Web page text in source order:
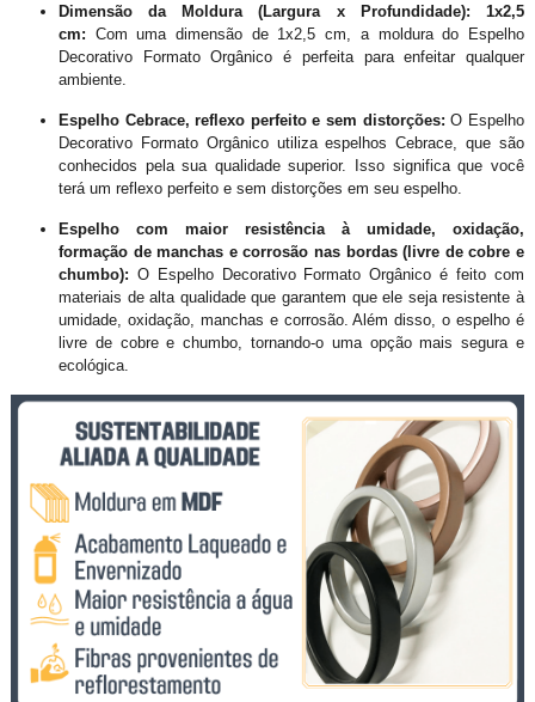
Dimensão da Moldura (Largura x Profundidade): 1x2,5
cm: Com uma dimensão de 1x2,5 cm, a moldura do Espelho
Decorativo Formato Orgânico é perfeita para enfeitar qualquer
ambiente.
Espelho Cebrace, reflexo perfeito e sem distorções: O Espelho
Decorativo Formato Orgânico utiliza espelhos Cebrace, que são
conhecidos pela sua qualidade superior. Isso significa que você
terá um reflexo perfeito e sem distorções em seu espelho.
Espelho com maior resistência à umidade, oxidação,
formação de manchas e corrosão nas bordas (livre de cobre e
chumbo): O Espelho Decorativo Formato Orgânico é feito com
materiais de alta qualidade que garantem que ele seja resistente à
umidade, oxidação, manchas e corrosão. Além disso, o espelho é
livre de cobre e chumbo, tornando-o uma opção mais segura e
ecológica.